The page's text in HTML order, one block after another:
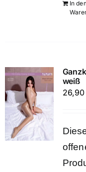
In
weiß
26,90